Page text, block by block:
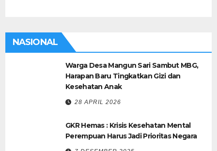
NASIONAL
Warga Desa Mangun Sari Sambut MBG,
Harapan Baru Tingkatkan Gizi dan
Kesehatan Anak
28 APRIL 2026
GKR Hemas : Krisis Kesehatan Mental
Perempuan Harus Jadi Prioritas Negara